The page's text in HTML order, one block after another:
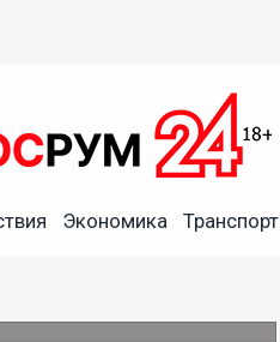
Экономика Транспорт
в 2023